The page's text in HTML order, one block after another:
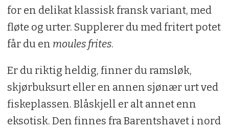
for en delikat klassisk fransk variant, med
fløte og urter. Supplerer du med fritert potet
får du en moules frites.
Er du riktig heldig, finner du ramsløk,
skjørbuksurt eller en annen sjønær urt ved
fiskeplassen. Blåskjell er alt annet enn
eksotisk. Den finnes fra Barentshavet i nord